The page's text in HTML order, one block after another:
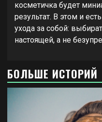
косметичка будет
результат. В этом и
ухода за собой:
настоящей, а не
БОЛЬШЕ ИСТОРИЙ